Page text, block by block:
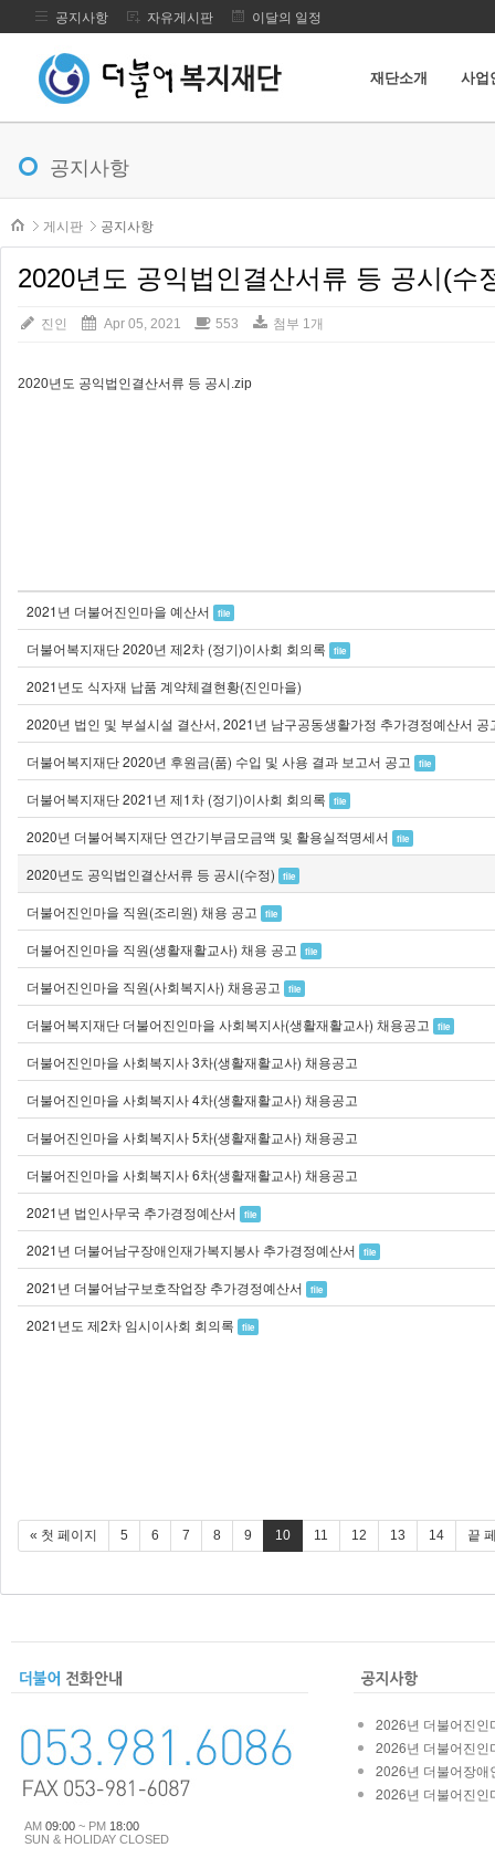
메뉴 건너뛰기
공지사항 자유게시판 이달의 일정
재단소개 사업
공지사항
본문시작
게시판
공지사항
2020년도 공익법인결산서류 등 공시(수
진인 Apr 05, 2021 553 첨부 1개
2020년도 공익법인결산서류 등 공시.zip
2021년 더불어진인마을 예산서 file
더불어복지재단 2020년 제2차 (정기)이사회 회의록 file
2021년도 식자재 납품 계약체결현황(진인마을)
2020년 법인 및 부설시설 결산서, 2021년 남구공동생활가정 추가경정예산서 공
더불어복지재단 2020년 후원금(품) 수입 및 사용 결과 보고서 공고
file
더불어복지재단 2021년 제1차 (정기)이사회 회의록 file
2020년 더불어복지재단 연간기부금모금액 및 활용실적명세서 file
2020년도 공익법인결산서류 등 공시(수정) file
더불어진인마을 직원(조리원) 채용 공고 file
더불어진인마을 직원(생활재활교사) 채용 공고 file
더불어진인마을 직원(사회복지사) 채용공고 file
더불어복지재단 더불어진인마을 사회복지사(생활재활교사) 채용공고 file
더불어진인마을 사회복지사 3차(생활재활교사) 채용공고
더불어진인마을 사회복지사 4차(생활재활교사) 채용공고
더불어진인마을 사회복지사 5차(생활재활교사) 채용공고
더불어진인마을 사회복지사 6차(생활재활교사) 채용공고
2021년 법인사무국 추가경정예산서
file
2021년 더불어남구장애인재가복지봉사 추가경정예산서 file
2021년 더불어남구보호작업장 추가경정예산서 file
2021년도 제2차 임시이사회 회의록 file
« 첫 페이지 5 6 7 8 9 10 11 12 13 14 끝
AM 09:00 ~ PM 18:00
SUN & HOLIDAY CLOSED
2026년 더불어진인
2026년 더불어진인
2026년 더불어장애
2026년 더불어진인